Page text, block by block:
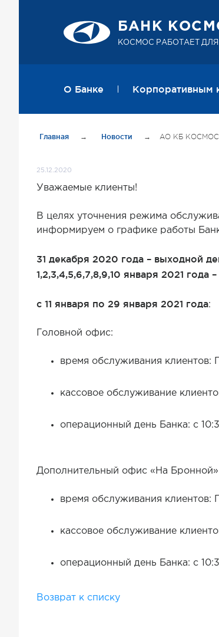
БАНК
КОСМОС РАБОТАЕТ
О Банке Корпоративным
Главная → Новости → АО КБ КОСМОС»
25.12.2020
Уважаемые клиенты!
В целях уточнения режима
информируем о графике работы
31 декабря 2020 года – выходной
1,2,3,4,5,6,7,8,9,10 января 2021
с 11 января по 29 января 2021 года:
Головной офис:
время обслуживания клиентов:
кассовое обслуживание
операционный день Банка: с
Дополнительный офис «На
время обслуживания клиентов:
кассовое обслуживание
операционный день Банка: с
Возврат к списку